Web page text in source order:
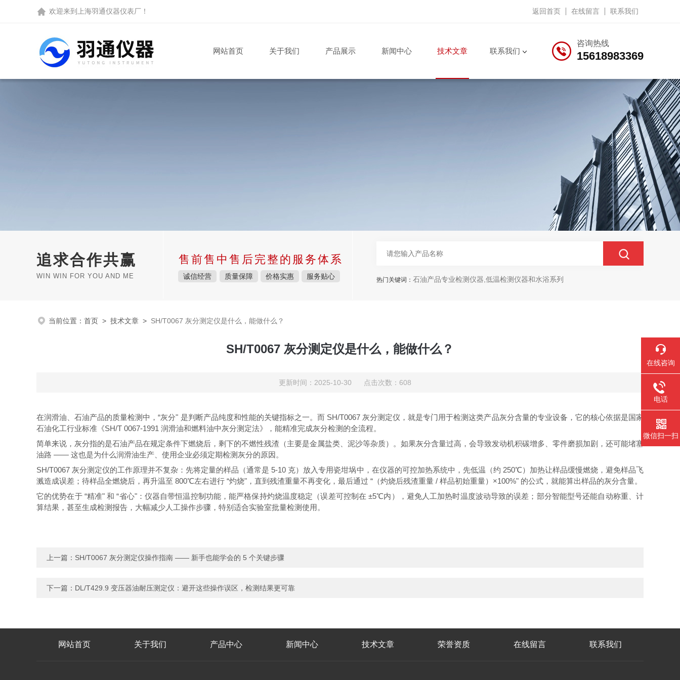
欢迎来到 上海羽通仪器仪表厂 ！ 返回首页 在线留言 联系我们
咨询热线
15618983369
网站首页 关于我们 产品展示 新闻中心 技术文章 联系我们
追求合作共赢
WIN WIN FOR YOU AND ME
售前售中售后完整的服务体系
诚信经营 质量保障 价格实惠 服务贴心 热门关键词： 石油产品专业检测仪器,低温检测仪器和水浴系列
当前位置： 首页 > 技术文章 > SH/T0067 灰分测定仪是什么，能做什么？
SH/T0067 灰分测定仪是什么，能做什么？
更新时间：2025-10-30 点击次数：608
在润滑油、石油产品的质量检测中，“灰分" 是判断产品纯度和性能的关键指标之一。而 SH/T0067 灰分测定仪，就是专门用于检测这类产品灰分含量的专业设备，它的核心依据是国家
石油化工行业标准《SH/T 0067-1991 润滑油和燃料油中灰分测定法》，能精准完成灰分检测的全流程。
简单来说，灰分指的是石油产品在规定条件下燃烧后，剩下的不燃性残渣（主要是金属盐类、泥沙等杂质）。如果灰分含量过高，会导致发动机积碳增多、零件磨损加剧，还可能堵塞
油路 —— 这也是为什么润滑油生产、使用企业必须定期检测灰分的原因。
SH/T0067 灰分测定仪的工作原理并不复杂：先将定量的样品（通常是 5-10 克）放入专用瓷坩埚中，在仪器的可控加热系统中，先低温（约 250℃）加热让样品缓慢燃烧，避免样品飞
溅造成误差；待样品全燃烧后，再升温至 800℃左右进行 “灼烧"，直到残渣重量不再变化，最后通过 “（灼烧后残渣重量 / 样品初始重量）×100%" 的公式，就能算出样品的灰分含量。
它的优势在于 “精准" 和 “省心"：仪器自带恒温控制功能，能严格保持灼烧温度稳定（误差可控制在 ±5℃内），避免人工加热时温度波动导致的误差；部分智能型号还能自动称重、计
算结果，甚至生成检测报告，大幅减少人工操作步骤，特别适合实验室批量检测使用。
上一篇： SH/T0067 灰分测定仪操作指南 —— 新手也能学会的 5 个关键步骤
下一篇： DL/T429.9 变压器油耐压测定仪：避开这些操作误区，检测结果更可靠
网站首页 关于我们 产品中心 新闻中心 技术文章 荣誉资质 在线留言 联系我们
在线咨询
电话
微信扫一扫